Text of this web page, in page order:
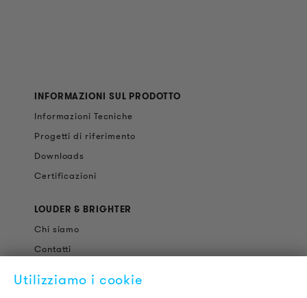
INFORMAZIONI SUL PRODOTTO
Informazioni Tecniche
Progetti di riferimento
Downloads
Certificazioni
LOUDER & BRIGHTER
Chi siamo
Contatti
Newsletter
Utilizziamo i cookie